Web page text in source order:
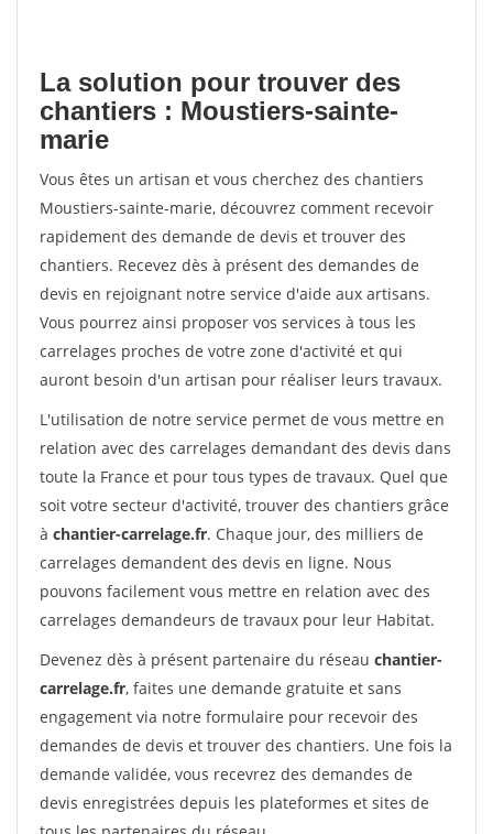
La solution pour trouver des
chantiers : Moustiers-sainte-
marie
Vous êtes un artisan et vous cherchez des chantiers
Moustiers-sainte-marie, découvrez comment recevoir
rapidement des demande de devis et trouver des
chantiers. Recevez dès à présent des demandes de
devis en rejoignant notre service d'aide aux artisans.
Vous pourrez ainsi proposer vos services à tous les
carrelages proches de votre zone d'activité et qui
auront besoin d'un artisan pour réaliser leurs travaux.
L'utilisation de notre service permet de vous mettre en
relation avec des carrelages demandant des devis dans
toute la France et pour tous types de travaux. Quel que
soit votre secteur d'activité, trouver des chantiers grâce
à chantier-carrelage.fr. Chaque jour, des milliers de
carrelages demandent des devis en ligne. Nous
pouvons facilement vous mettre en relation avec des
carrelages demandeurs de travaux pour leur Habitat.
Devenez dès à présent partenaire du réseau chantier-
carrelage.fr, faites une demande gratuite et sans
engagement via notre formulaire pour recevoir des
demandes de devis et trouver des chantiers. Une fois la
demande validée, vous recevrez des demandes de
devis enregistrées depuis les plateformes et sites de